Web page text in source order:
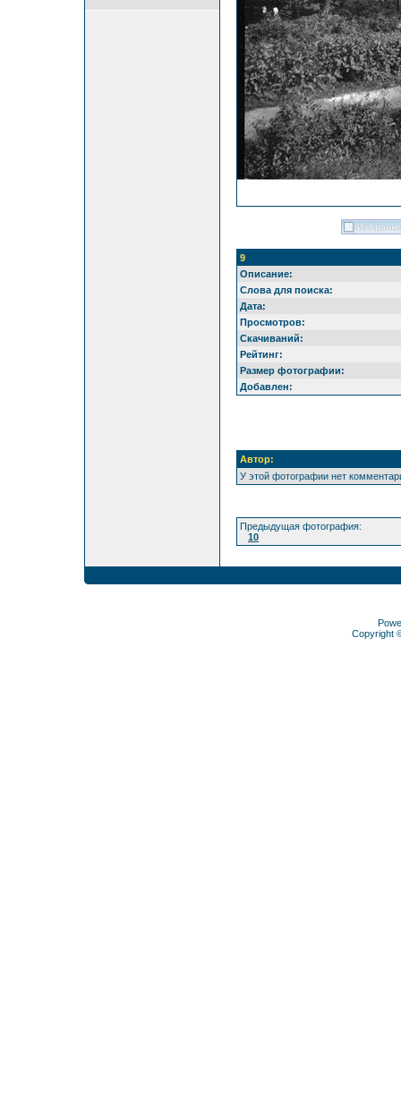
9
Описание:
Слова для поиска:
Дата:
Просмотров:
Скачиваний:
Рейтинг:
Размер фотографии:
Добавлен:
Автор:
У этой фотографии нет
Предыдущая фотография:
10
Copyright